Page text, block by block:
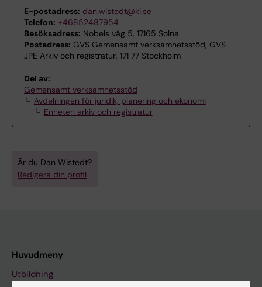
E-postadress: dan.wistedt@ki.se
Telefon: +46852487954
Besöksadress: Nobels väg 5, 17165 Solna
Postadress: GVS Gemensamt verksamhetsstöd, GVS
JPE Arkiv och registratur, 171 77 Stockholm
Del av:
Gemensamt verksamhetsstöd
Avdelningen för juridik, planering och ekonomi
Enheten arkiv och registratur
Är du Dan Wistedt?
Redigera din profil
Huvudmeny
Utbildning